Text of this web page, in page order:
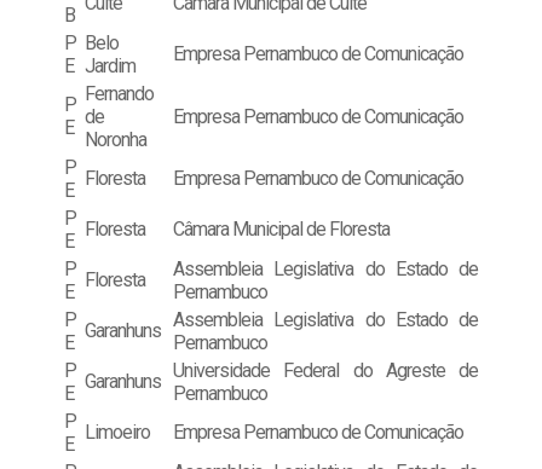
B
P
E
Belo
Jardim
Empresa Pernambuco de Comunicação
P
E
Fernando
de
Noronha
Empresa Pernambuco de Comunicação
P
E
Floresta
Empresa Pernambuco de Comunicação
P
E
Floresta
Câmara Municipal de Floresta
P
E
Floresta
Assembleia Legislativa do Estado de
Pernambuco
P
E
Garanhuns Assembleia Legislativa do Estado de
Pernambuco
P
E
Garanhuns Universidade Federal do Agreste de
Pernambuco
P
E
Limoeiro
Empresa Pernambuco de Comunicação